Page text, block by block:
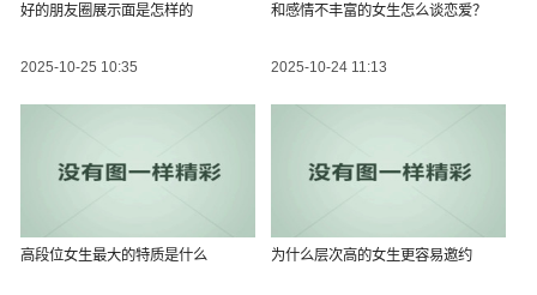
好的朋友圈展示面是怎样的
2025-10-25 10:35
和感情不丰富的女生怎么谈恋爱？
2025-10-24 11:13
高段位女生最大的特质是什么 为什么层次高的女生更容易邀约